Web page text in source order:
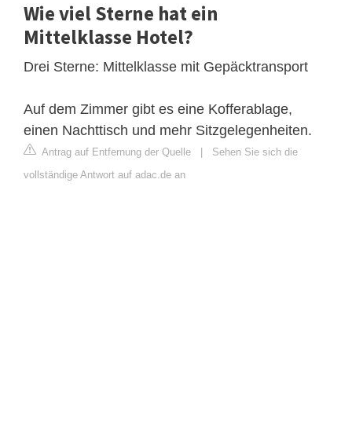
Wie viel Sterne hat ein
Mittelklasse Hotel?
Drei Sterne: Mittelklasse mit Gepäcktransport
Auf dem Zimmer gibt es eine Kofferablage,
einen Nachttisch und mehr Sitzgelegenheiten.
Antrag auf Entfernung der Quelle
Sehen Sie sich die
vollständige Antwort auf adac.de an